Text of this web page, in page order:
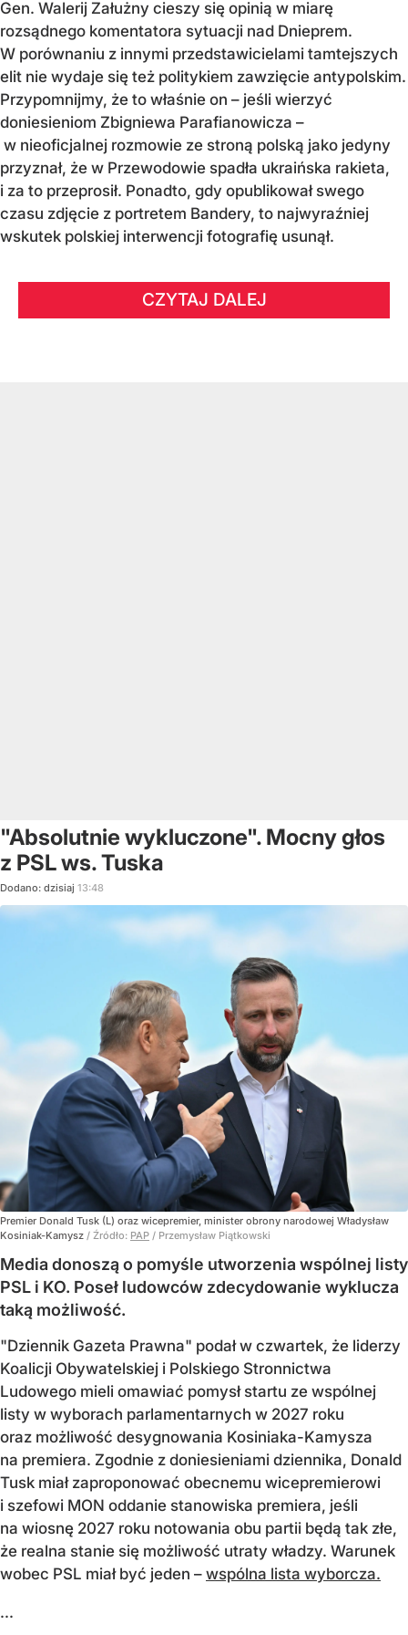
Gen. Walerij Załużny cieszy się opinią w miarę
rozsądnego komentatora sytuacji nad Dnieprem.
W porównaniu z innymi przedstawicielami tamtejszych
elit nie wydaje się też politykiem zawzięcie antypolskim.
Przypomnijmy, że to właśnie on – jeśli wierzyć
doniesieniom Zbigniewa Parafianowicza –
w nieoficjalnej rozmowie ze stroną polską jako jedyny
przyznał, że w Przewodowie spadła ukraińska rakieta,
i za to przeprosił. Ponadto, gdy opublikował swego
czasu zdjęcie z portretem Bandery, to najwyraźniej
wskutek polskiej interwencji fotografię usunął.
CZYTAJ DALEJ
"Absolutnie wykluczone". Mocny głos
z PSL ws. Tuska
Dodano: dzisiaj 13:48
Premier Donald Tusk (L) oraz wicepremier, minister obrony narodowej Władysław
Kosiniak-Kamysz / Źródło: PAP / Przemysław Piątkowski
Media donoszą o pomyśle utworzenia wspólnej listy
PSL i KO. Poseł ludowców zdecydowanie wyklucza
taką możliwość.
"Dziennik Gazeta Prawna" podał w czwartek, że liderzy
Koalicji Obywatelskiej i Polskiego Stronnictwa
Ludowego mieli omawiać pomysł startu ze wspólnej
listy w wyborach parlamentarnych w 2027 roku
oraz możliwość desygnowania Kosiniaka-Kamysza
na premiera. Zgodnie z doniesieniami dziennika, Donald
Tusk miał zaproponować obecnemu wicepremierowi
i szefowi MON oddanie stanowiska premiera, jeśli
na wiosnę 2027 roku notowania obu partii będą tak złe,
że realna stanie się możliwość utraty władzy. Warunek
wobec PSL miał być jeden – wspólna lista wyborcza.
...